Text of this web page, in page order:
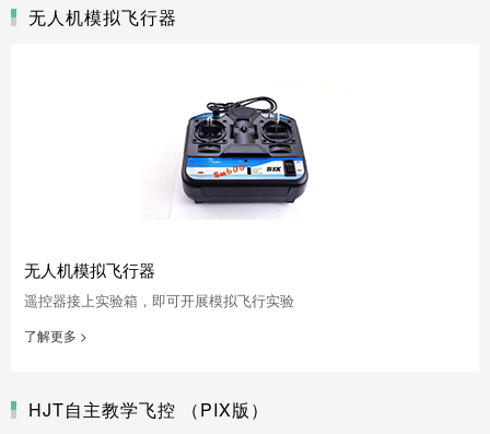
无人机模拟飞行器
无人机模拟飞行器
遥控器接上实验箱，即可开展模拟飞行实验
了解更多 >
HJT自主教学飞控 （PIX版）